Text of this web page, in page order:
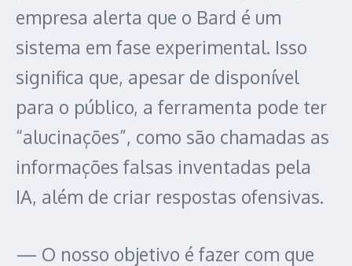
empresa alerta que o Bard é um
sistema em fase experimental. Isso
significa que, apesar de disponível
para o público, a ferramenta pode ter
“alucinações”, como são chamadas as
informações falsas inventadas pela
IA, além de criar respostas ofensivas.
— O nosso objetivo é fazer com que